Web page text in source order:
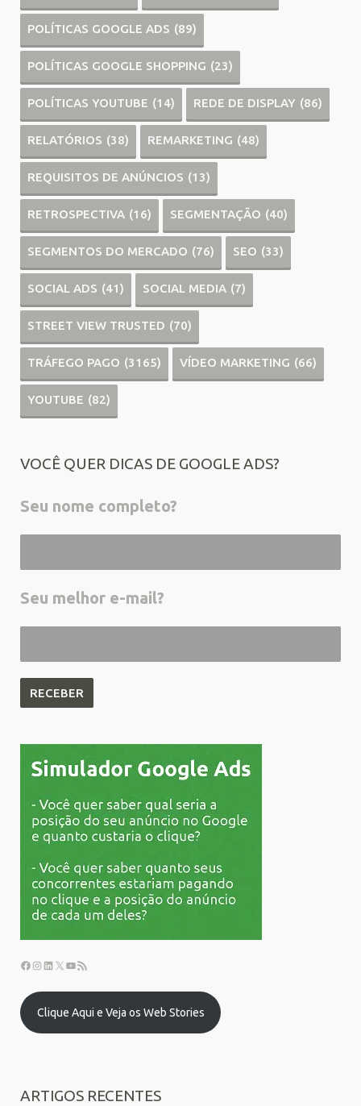
POLÍTICAS GOOGLE ADS (89)
POLÍTICAS GOOGLE SHOPPING (23)
POLÍTICAS YOUTUBE (14) REDE DE DISPLAY (86)
RELATÓRIOS (38) REMARKETING (48)
REQUISITOS DE ANÚNCIOS (13)
RETROSPECTIVA (16) SEGMENTAÇÃO (40)
SEGMENTOS DO MERCADO (76) SEO (33)
SOCIAL ADS (41) SOCIAL MEDIA (7)
STREET VIEW TRUSTED (70)
TRÁFEGO PAGO (3165) VÍDEO MARKETING (66)
YOUTUBE (82)
VOCÊ QUER DICAS DE GOOGLE ADS?
Seu nome completo?
Seu melhor e-mail?
Clique Aqui e Veja os Web Stories
ARTIGOS RECENTES